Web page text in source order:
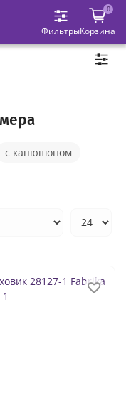
Фильтры
0
Корзина
с капюшоном